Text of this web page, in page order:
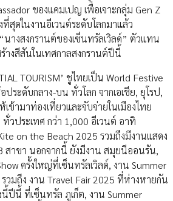
ของแคมเปญ เพื่อเจาะกลุ่ม Gen Z
สุดในงานอีเวนต์ระดับโลกมาแล้ว
นางสงกรานต์ของเซ็นทรัลเวิลด์” ตัวแทน
างสีสันในเทศกาลสงกรานต์ปีนี้
TOURISM’ ชูไทยเป็น World Festive
ระดับกลาง-บน ทั่วโลก จากเอเชีย, ยุโรป,
เข้ามาท่องเที่ยวและจับจ่ายในเมืองไทย
วประเทศ กว่า 1,000 อีเวนต์ อาทิ
on the Beach 2025 รวมถึงมีงานแสดง
สาขา นอกจากนี้ ยังมีงาน สมุยนีออนรัน,
ครั้งใหญ่ที่เซ็นทรัลเวิลด์, งาน Summer
วมถึง งาน Travel Fair 2025 ที่ห่างหายกัน
ปีนี้ ที่เซ็นทรัล ภูเก็ต, งาน Summer